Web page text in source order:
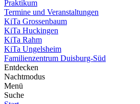
Praktikum
Termine und Veranstaltungen
KiTa Grossenbaum
KiTa Huckingen
KiTa Rahm
KiTa Ungelsheim
Familienzentrum Duisburg-Süd
Entdecken
Nachtmodus
Menü
Suche